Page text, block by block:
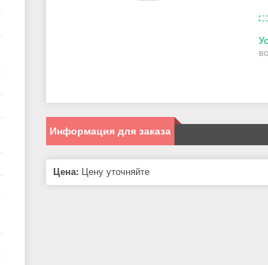
Информация для заказа
Цена: Цену уточняйте